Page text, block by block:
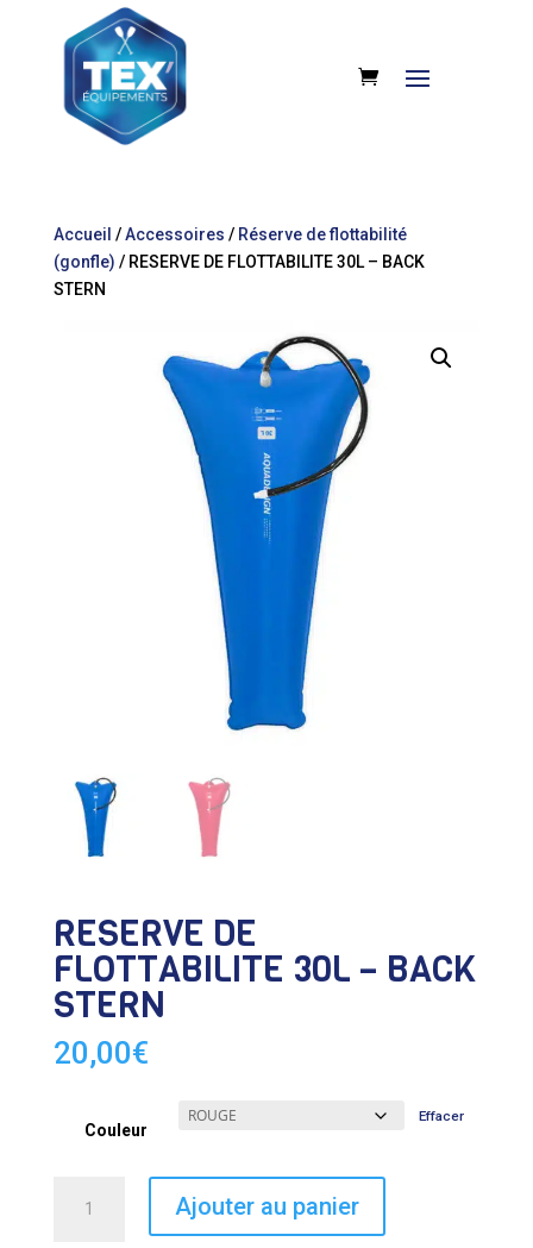
Accueil /Accessoires / Réserve de flottabilité
(gonfle) / RESERVE DE FLOTTABILITE 30L – BACK
STERN
RESERVE DE
FLOTTABILITE 30L – BACK
STERN
20,00€
Couleur
Effacer
Ajouter au panier